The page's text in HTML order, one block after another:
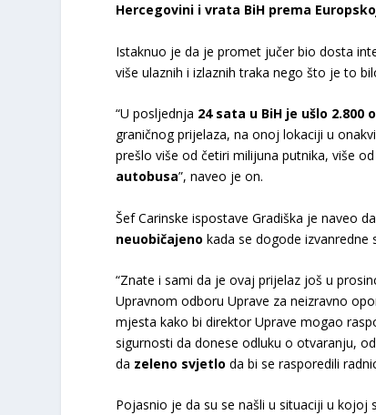
Hercegovini i vrata BiH prema
Istaknuo je da je promet jučer bio dosta
više ulaznih i izlaznih traka nego što je to
“U posljednja 24 sata u BiH je ušlo 2.800
graničnog prijelaza, na onoj lokaciji u
prešlo više od četiri milijuna putnika, više
autobusa”, naveo je on.
Šef Carinske ispostave Gradiška je naveo
neuobičajeno kada se dogode izvanredne
“Znate i sami da je ovaj prijelaz još u
Upravnom odboru Uprave za neizravno
mjesta kako bi direktor Uprave mogao
sigurnosti da donese odluku o otvaranju,
da zeleno svjetlo da bi se rasporedili
Pojasnio je da su se našli u situaciji u kojoj